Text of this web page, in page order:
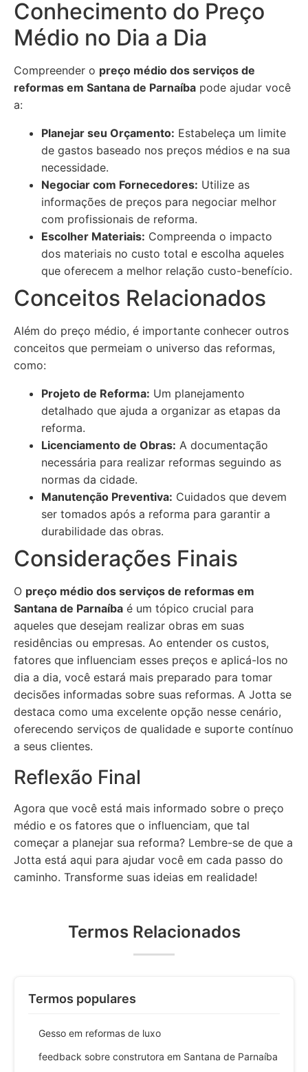
Conhecimento do Preço
Médio no Dia a Dia
Compreender o preço médio dos serviços de
reformas em Santana de Parnaíba pode ajudar você
a:
Planejar seu Orçamento: Estabeleça um limite
de gastos baseado nos preços médios e na sua
necessidade.
Negociar com Fornecedores: Utilize as
informações de preços para negociar melhor
com profissionais de reforma.
Escolher Materiais: Compreenda o impacto
dos materiais no custo total e escolha aqueles
que oferecem a melhor relação custo-benefício.
Conceitos Relacionados
Além do preço médio, é importante conhecer outros
conceitos que permeiam o universo das reformas,
como:
Projeto de Reforma: Um planejamento
detalhado que ajuda a organizar as etapas da
reforma.
Licenciamento de Obras: A documentação
necessária para realizar reformas seguindo as
normas da cidade.
Manutenção Preventiva: Cuidados que devem
ser tomados após a reforma para garantir a
durabilidade das obras.
Considerações Finais
O preço médio dos serviços de reformas em
Santana de Parnaíba é um tópico crucial para
aqueles que desejam realizar obras em suas
residências ou empresas. Ao entender os custos,
fatores que influenciam esses preços e aplicá-los no
dia a dia, você estará mais preparado para tomar
decisões informadas sobre suas reformas. A Jotta se
destaca como uma excelente opção nesse cenário,
oferecendo serviços de qualidade e suporte contínuo
a seus clientes.
Reflexão Final
Agora que você está mais informado sobre o preço
médio e os fatores que o influenciam, que tal
começar a planejar sua reforma? Lembre-se de que a
Jotta está aqui para ajudar você em cada passo do
caminho. Transforme suas ideias em realidade!
Termos Relacionados
Termos populares
Gesso em reformas de luxo
feedback sobre construtora em Santana de Parnaíba